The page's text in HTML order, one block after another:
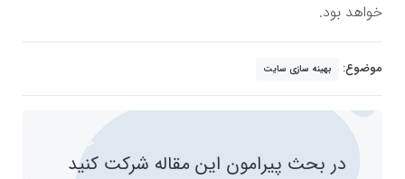
خواهد بود.
موضوع: بهینه سازی سایت
در بحث پیرامون این مقاله شرکت کنید